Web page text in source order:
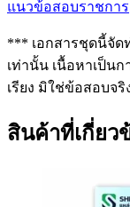
แนวข้อสอบราชการ
*** เอกสารชุดนี้จัด
เท่านั้น เนื้อหาเป็นก
เรียง มิใช่ข้อสอบจ
สินค้าที่เกี่ยว